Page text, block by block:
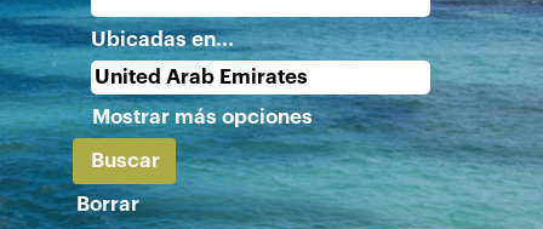
Ubicadas en...
Mostrar más opciones
Borrar